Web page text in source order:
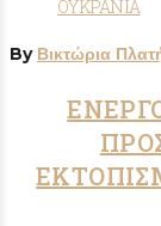
By Βικτώρια